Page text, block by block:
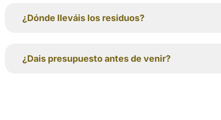
¿Dónde lleváis los residuos?
¿Dais presupuesto antes de venir?